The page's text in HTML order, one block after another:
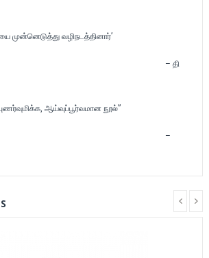
முன்னெடுத்து வழிநடத்தினார்’
தி
ஆய்வுப்பூர்வமான நூல்”